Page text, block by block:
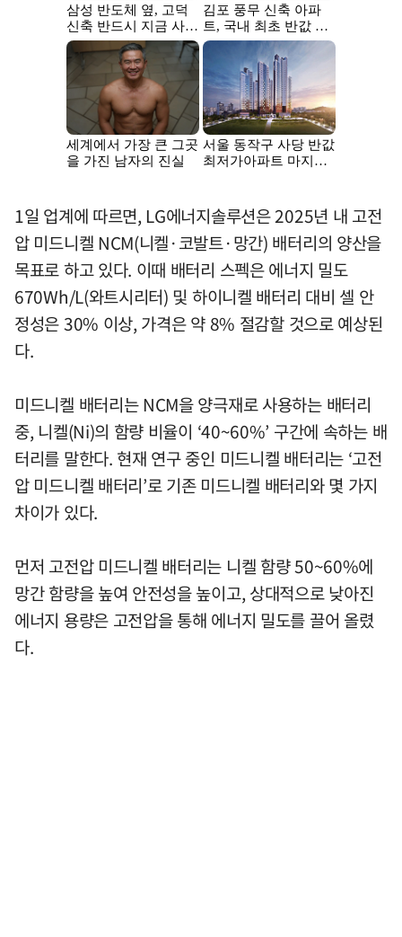
1일 업계에 따르면, LG에너지솔루션은 2025년 내 고전
압 미드니켈 NCM(니켈·코발트·망간) 배터리의 양산을
목표로 하고 있다. 이때 배터리 스펙은 에너지 밀도
670Wh/L(와트시리터) 및 하이니켈 배터리 대비 셀 안
정성은 30% 이상, 가격은 약 8% 절감할 것으로 예상된
다.
미드니켈 배터리는 NCM을 양극재로 사용하는 배터리
중, 니켈(Ni)의 함량 비율이 ‘40~60%’ 구간에 속하는 배
터리를 말한다. 현재 연구 중인 미드니켈 배터리는 ‘고전
압 미드니켈 배터리’로 기존 미드니켈 배터리와 몇 가지
차이가 있다.
먼저 고전압 미드니켈 배터리는 니켈 함량 50~60%에
망간 함량을 높여 안전성을 높이고, 상대적으로 낮아진
에너지 용량은 고전압을 통해 에너지 밀도를 끌어 올렸
다.